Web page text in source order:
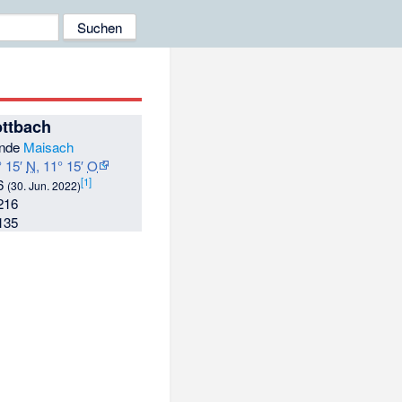
Maisach
15′ N, 11° 15′O
(30. Jun. 2022)[1]